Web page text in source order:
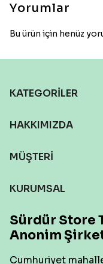
Yorumlar
Bu ürün için henüz
KATEGORİLER
HAKKIMIZDA
MÜŞTERİ
KURUMSAL
Sürdür Store
Anonim
Cumhuriyet